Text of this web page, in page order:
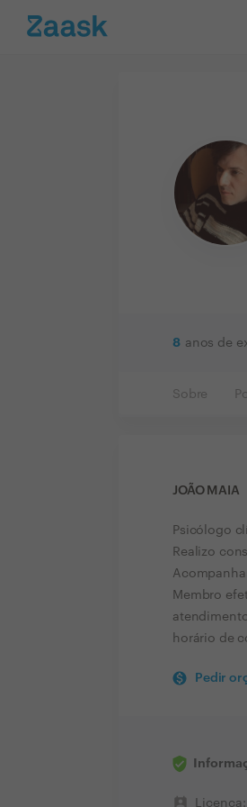
8 anos de
Sobre
JOÃO MAIA
Psicólogo
Realizo
Membro
horário de
Pedir
perm_contact_calendar